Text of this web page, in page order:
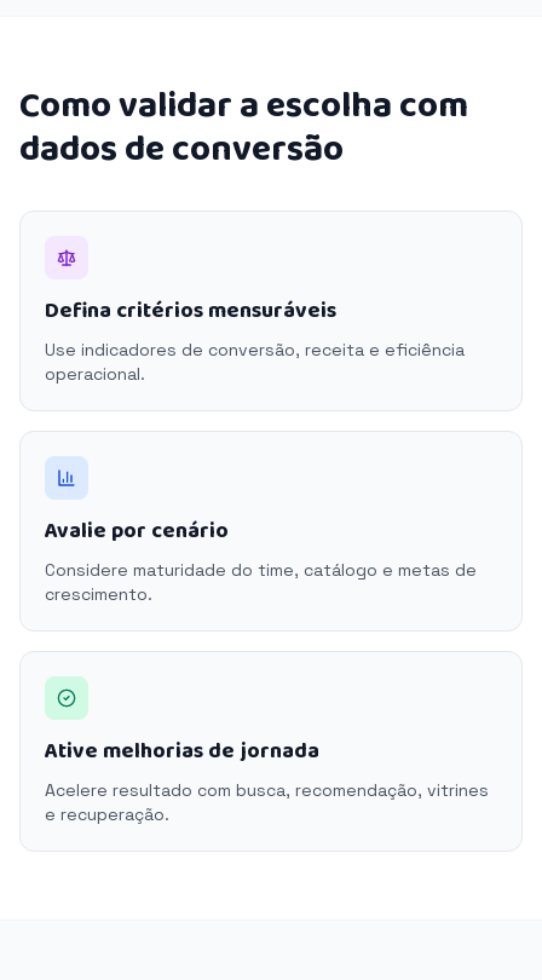
Como validar a escolha com
dados de conversão
Defina critérios mensuráveis
Use indicadores de conversão, receita e eficiência
operacional.
Avalie por cenário
Considere maturidade do time, catálogo e metas de
crescimento.
Ative melhorias de jornada
Acelere resultado com busca, recomendação, vitrines
e recuperação.